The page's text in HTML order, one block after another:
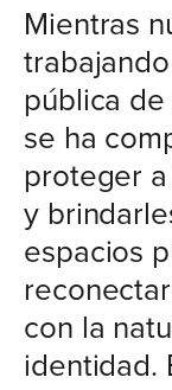
Mientras
pública
se ha
proteger
y
espacios
con la
identidad.